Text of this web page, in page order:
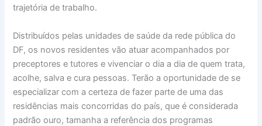
trajetória de trabalho.
Distribuídos pelas unidades de saúde da rede pública do
DF, os novos residentes vão atuar acompanhados por
preceptores e tutores e vivenciar o dia a dia de quem trata,
acolhe, salva e cura pessoas. Terão a oportunidade de se
especializar com a certeza de fazer parte de uma das
residências mais concorridas do país, que é considerada
padrão ouro, tamanha a referência dos programas